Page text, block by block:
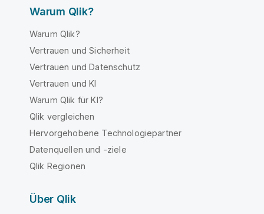
Warum Qlik?
Warum Qlik?
Vertrauen und Sicherheit
Vertrauen und Datenschutz
Vertrauen und KI
Warum Qlik für KI?
Qlik vergleichen
Hervorgehobene Technologiepartner
Datenquellen und -ziele
Qlik Regionen
Über Qlik